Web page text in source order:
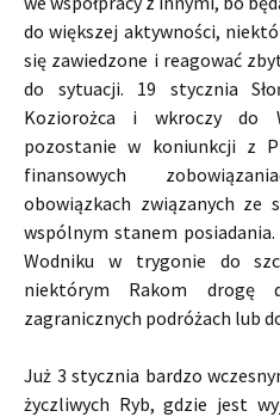
do większej aktywności,
się zawiedzone i reagować
do sytuacji. 19 stycznia
Koziorożca i wkroczy do
pozostanie w koniunkcji z
finansowych
obowiązkach związanych ze
wspólnym stanem
Wodniku w trygonie do
niektórym Rakom drogę
zagranicznych podróżach lub
Już 3 stycznia bardzo
życzliwych Ryb, gdzie jest